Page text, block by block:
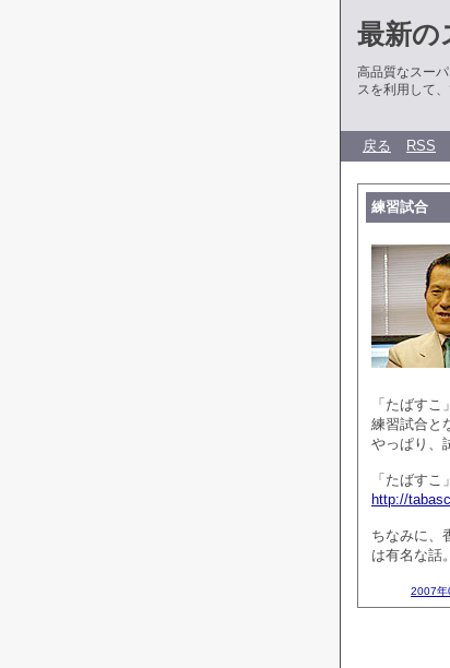
最新の
高品質なスー
スを利用して
戻る RSS
練習試合
「たばす
練習試合と
やっぱり、
「たばす
http://
ちなみに、
は有名な話。
2007年